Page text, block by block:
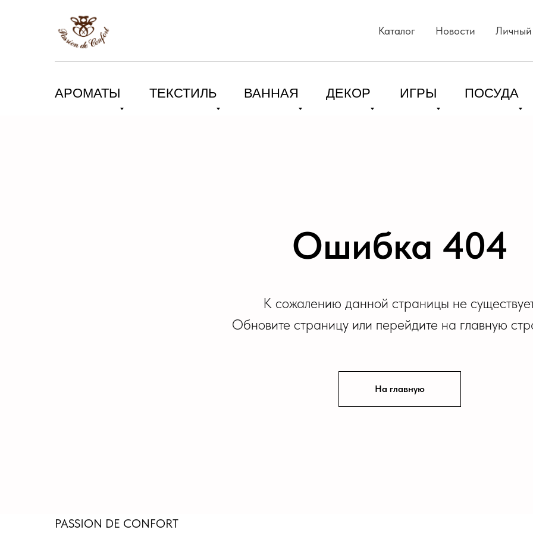
Каталог Новости Личный
АРОМАТЫ ИГРЫ
ВАННАЯ ПОСУДА
ДЕКОР
ТЕКСТИЛЬ
Ошибка 404
К сожалению данной страницы не
Обновите страницу или перейдите на главную
На главную
PASSION DE CONFORT